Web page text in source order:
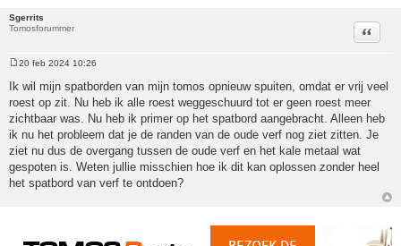
Sgerrits
Tomosforummer
Citeer
20 feb 2024 10:26
Ik wil mijn spatborden van mijn tomos opnieuw spuiten, omdat er vrij veel
roest op zit. Nu heb ik alle roest weggeschuurd tot er geen roest meer
zichtbaar was. Nu heb ik primer op het spatbord aangebracht. Alleen heb
ik nu het probleem dat je de randen van de oude verf nog ziet zitten. Je
ziet nu dus de overgang tussen de oude verf en het kale metaal wat
gespoten is. Weten jullie misschien hoe ik dit kan oplossen zonder heel
het spatbord van verf te ontdoen?